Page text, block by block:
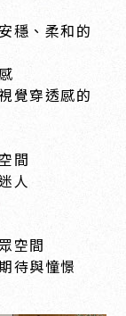
穩、柔和的
覺穿透感的
間
人
空間
待與憧憬